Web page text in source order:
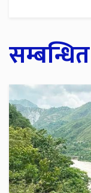
सम्बन्धित